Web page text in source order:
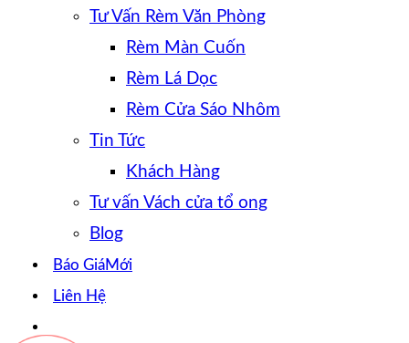
Tư Vấn Rèm Văn Phòng
Rèm Màn Cuốn
Rèm Lá Dọc
Rèm Cửa Sáo Nhôm
Tin Tức
Khách Hàng
Tư vấn Vách cửa tổ ong
Blog
Báo Giá
Liên Hệ